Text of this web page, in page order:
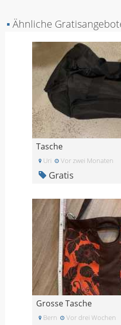
▪ Ähnliche
Tasche
Uri Vor zwei Monaten
Gratis
Grosse Tasche
Bern Vor drei Wochen